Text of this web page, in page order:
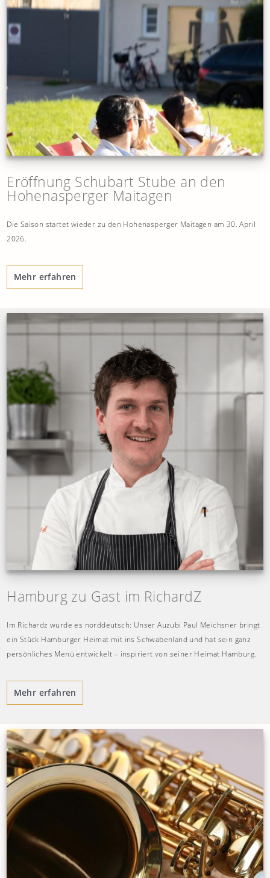
Eröffnung Schubart Stube an den
Hohenasperger Maitagen
Die Saison startet wieder zu den Hohenasperger Maitagen am 30. April
2026.
Mehr erfahren
Hamburg zu Gast im RichardZ
Im Richardz wurde es norddeutsch: Unser Auzubi Paul Meichsner bringt
ein Stück Hamburger Heimat mit ins Schwabenland und hat sein ganz
persönliches Menü entwickelt – inspiriert von seiner Heimat Hamburg.
Mehr erfahren